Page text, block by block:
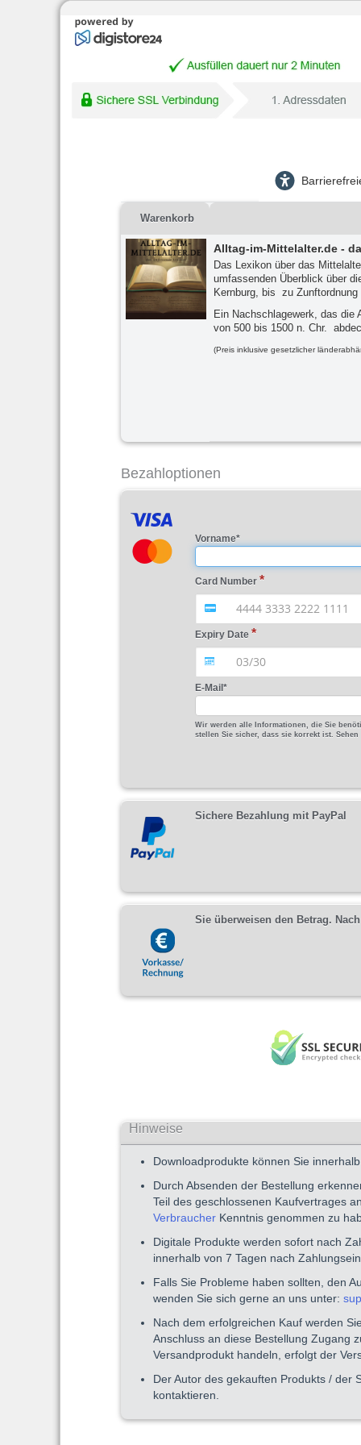
Warenkorb
Alltag-im-Mittelalter.de -
Das Lexikon über das
umfassenden Überblick über
Kernburg, bis zu
Ein Nachschlagewerk, das
von 500 bis 1500 n. Chr.
(Preis inklusive gesetzlicher
Bezahloptionen
Vorname*
Card Number
Expiry Date
E-Mail*
Wir werden alle Informationen, die Sie
stellen Sie sicher, dass sie korrekt ist.
Sichere Bezahlung mit PayPal
Sie überweisen den Betrag.
Hinweise
Downloadprodukte können Sie
Durch Absenden der Bestellung
Teil des geschlossenen Kaufvertrages
Verbraucher Kenntnis genommen zu
Digitale Produkte werden sofort nach
innerhalb von 7 Tagen nach
Falls Sie Probleme haben sollten, den
wenden Sie sich gerne an uns unter:
Nach dem erfolgreichen Kauf werden
Anschluss an diese Bestellung Zugang
Versandprodukt handeln, erfolgt der
Der Autor des gekauften Produkts / der
kontaktieren.